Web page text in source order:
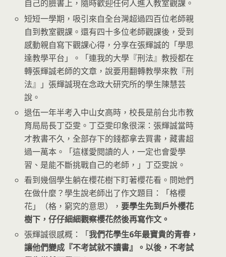
自己的臉書上，隨時歡迎任何人進入教室觀課。
短短一學期，吸引來自全台灣超過四百位老師親
自到教室觀課。還有四十多位老師觀課後，受到
感動親自寫下觀課心得，分享在張輝誠的「學思
達教學平台」。「連我的大學『刑法』教授都在
轉張輝誠老師的文章，說要用翻轉教學來教『刑
法』」張輝誠現在念政大研究所的學生陳慧芸
說。
退伍一年半考入中山女高時，校長是前台北市教
育局局長丁亞雯。丁亞雯印象很深：張輝誠當時
才教書不久，全部存下的錢都拿去買書，藏書超
過一萬本。「這樣愛閱讀的人，一定也會愛學
習、是能不斷挑戰自己的老師，」丁亞雯說。
看到幾個學生躺在櫻花樹下盯著櫻花看。問她們
在做什麼？學生說老師出了作文題目：「格櫻
花」（格，窮究的意思），要學生先到戶外櫻花
樹下，仔仔細細觀察櫻花然後再寫作文。
張輝誠很感概：「我們花學生6年最寶貴的青春，
讓他們變成『不考試就不讀書』。以後，不考試